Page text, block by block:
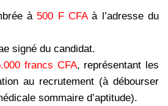
à 500 F CFAà l’adresse du
signé du candidat.
francs CFA, représentant les
au recrutement (à débourser
sommaire d’aptitude).